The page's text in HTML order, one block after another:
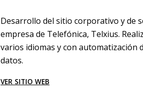
Desarrollo del sitio corporativo y de
empresa de Telefónica, Telxius.
varios idiomas y con automatización
datos.
VER SITIO WEB